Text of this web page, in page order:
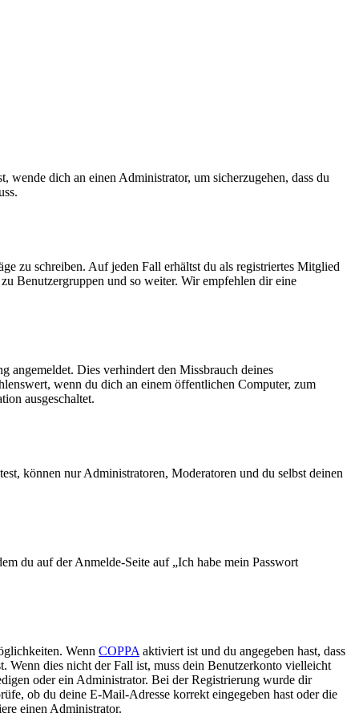
dich an einen Administrator, um sicherzugehen, dass du
zu schreiben. Auf jeden Fall erhältst du als registriertes Mitglied
Benutzergruppen und so weiter. Wir empfehlen dir eine
angemeldet. Dies verhindert den Missbrauch deines
wenn du dich an einem öffentlichen Computer, zum
ausgeschaltet.
können nur Administratoren, Moderatoren und du selbst deinen
du auf der Anmelde-Seite auf „Ich habe mein Passwort
Wenn COPPA aktiviert ist und du angegeben hast, dass
Wenn dies nicht der Fall ist, muss dein Benutzerkonto vielleicht
oder ein Administrator. Bei der Registrierung wurde dir
ob du deine E-Mail-Adresse korrekt eingegeben hast oder die
einen Administrator.